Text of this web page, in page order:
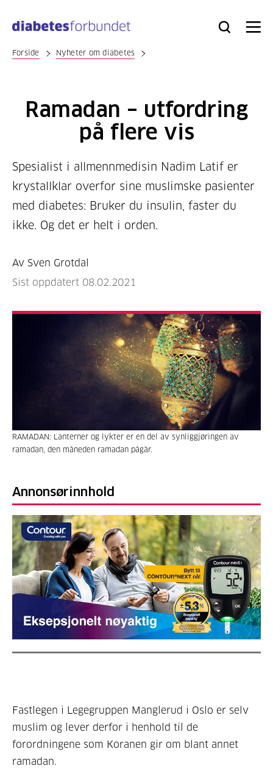
hovedinnhold
Bli
Logg
Søk Meny
Forside Nyheter om diabetes
Ramadan – utfordring
på flere vis
Spesialist i allmennmedisin Nadim Latif er
krystallklar overfor sine muslimske pasienter
med diabetes: Bruker du insulin, faster du
ikke. Og det er helt i orden.
Av Sven Grotdal
Sist oppdatert 08.02.2021
RAMADAN: Lanterner og lykter er en del av synliggjøringen av
ramadan, den måneden ramadan pågår.
Annonsørinnhold
Fastlegen i Legegruppen Manglerud i Oslo er selv
muslim og lever derfor i henhold til de
forordningene som Koranen gir om blant annet
ramadan.